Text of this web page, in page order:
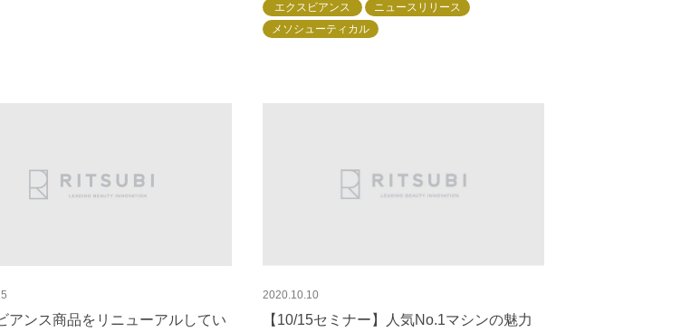
エクスビアンス
ニュースリリース
メソシューティカル
アンス商品をリニューアルしてい
2020.10.10
【10/15セミナー】人気No.1マシンの魅力